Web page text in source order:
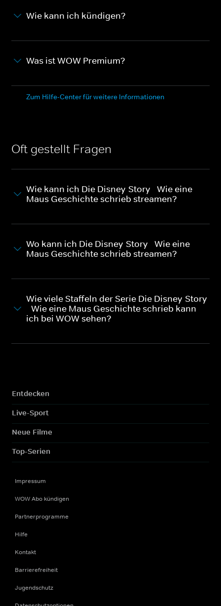
Wie kann ich kündigen?
Was ist WOW Premium?
Zum Hilfe-Center für weitere Informationen
Oft gestellt Fragen
Wie kann ich Die Disney-Story - Wie eine
Maus Geschichte schrieb streamen?
Wo kann ich Die Disney-Story - Wie eine
Maus Geschichte schrieb streamen?
Wie viele Staffeln der Serie Die Disney-Story
- Wie eine Maus Geschichte schrieb kann
ich bei WOW sehen?
Entdecken
Live-Sport
Neue Filme
Top-Serien
Impressum
WOW Abo kündigen
Partnerprogramme
Hilfe
Kontakt
Barrierefreiheit
Jugendschutz